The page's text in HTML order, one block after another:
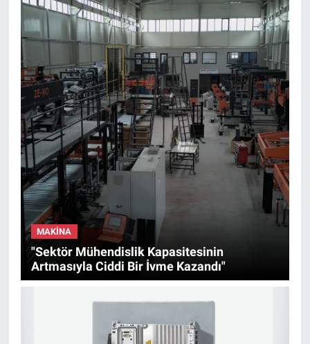
MAKINA
"Sektör Mühendislik Kapasitesinin
Artmasıyla Ciddi Bir İvme Kazandı"